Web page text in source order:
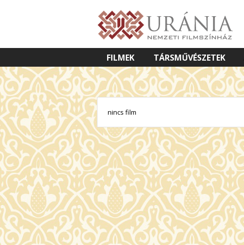
FILMEK TÁRSMŰVÉSZETEK
VETÍTETT KÉPES ELŐADÁSOK
nincs film